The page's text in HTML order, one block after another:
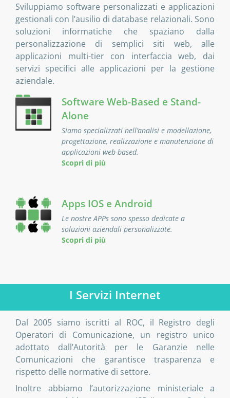
Sviluppiamo software personalizzati e applicazioni
gestionali con l’ausilio di database relazionali. Sono
soluzioni informatiche che spaziano dalla
personalizzazione di semplici siti web, alle
applicazioni multi-tier con interfaccia web, dai
servizi specifici alle applicazioni per la gestione
aziendale.
Software Web-Based e Stand-
Alone
Siamo specializzati nell’analisi e modellazione,
progettazione, realizzazione e manutenzione di
applicazioni web-based.
Scopri di più
Apps IOS e Android
Le nostre APPs sono spesso dedicate a
soluzioni aziendali personalizzate.
Scopri di più
I Servizi Internet
Dal 2005 siamo iscritti al ROC, il Registro degli
Operatori di Comunicazione, un registro unico
adottato dall’Autorità per le Garanzie nelle
Comunicazioni che garantisce trasparenza e
rispetto delle normative di settore.
Inoltre abbiamo l’autorizzazione ministeriale a